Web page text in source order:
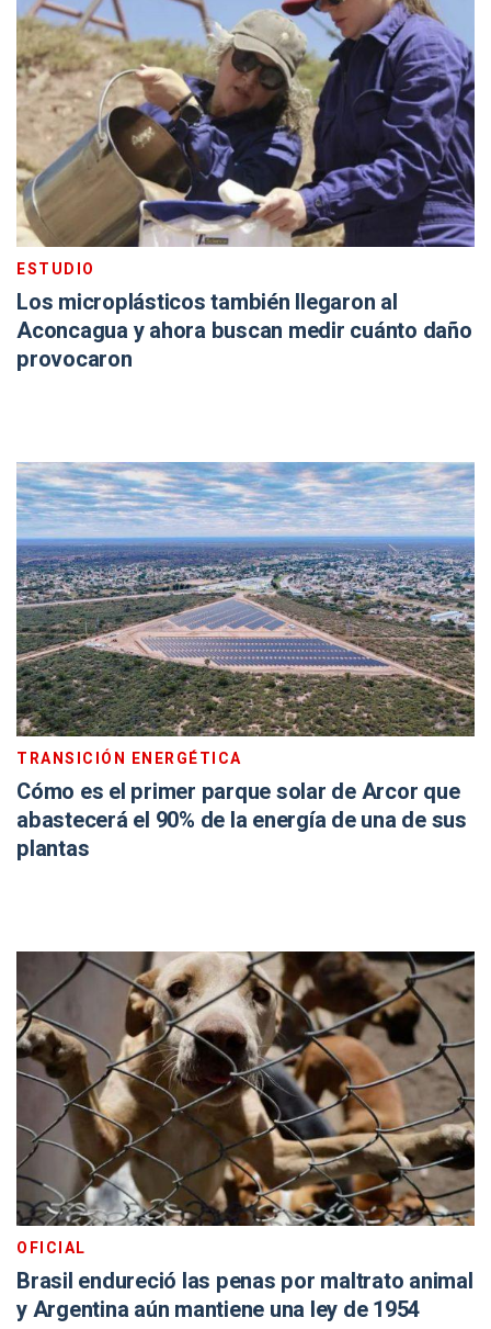
ESTUDIO
Los microplásticos también llegaron al
Aconcagua y ahora buscan medir cuánto daño
provocaron
TRANSICIÓN ENERGÉTICA
Cómo es el primer parque solar de Arcor que
abastecerá el 90% de la energía de una de sus
plantas
OFICIAL
Brasil endureció las penas por maltrato animal
y Argentina aún mantiene una ley de 1954